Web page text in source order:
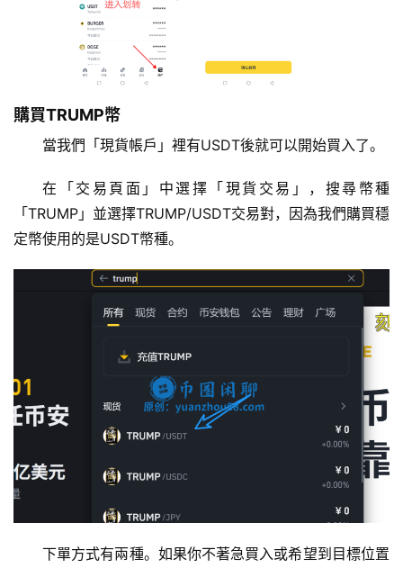
購買TRUMP幣
當我們「現貨帳戶」裡有USDT後就可以開始買入了。
在「交易頁面」中選擇「現貨交易」，搜尋幣種
「TRUMP」並選擇TRUMP/USDT交易對，因為我們購買穩
定幣使用的是USDT幣種。
下單方式有兩種。如果你不著急買入或希望到目標位置